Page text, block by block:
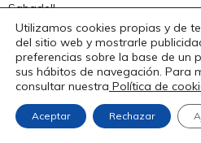
Sabadell
Creamos tu web para vender tus
Sagunto
Creamos tu web para vender tus
Salamanca
Utilizamos cookies propias y de
del sitio web y mostrarle
preferencias sobre la base de un
sus hábitos de navegación. Para
consultar nuestra Política de
Aceptar Rechazar